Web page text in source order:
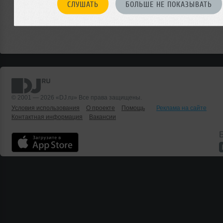
СЛУШАТЬ БОЛЬШЕ НЕ ПОКАЗЫВАТЬ
© 2001 — 2026 «DJ.ru» Все права защищены.
Условия использования
О проекте Помощь
Реклама на сайте
Контактная информация
Вакансии